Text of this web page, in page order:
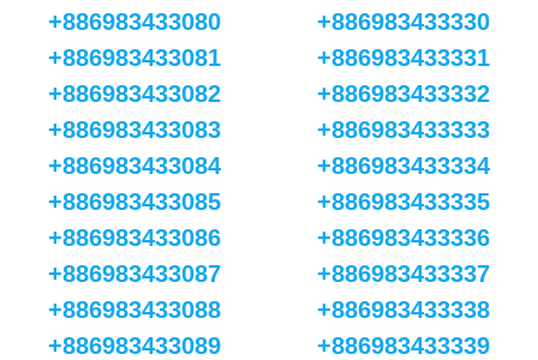
+886983433080
+886983433081
+886983433082
+886983433083
+886983433084
+886983433085
+886983433086
+886983433087
+886983433088
+886983433089
+886983433330
+886983433331
+886983433332
+886983433333
+886983433334
+886983433335
+886983433336
+886983433337
+886983433338
+886983433339